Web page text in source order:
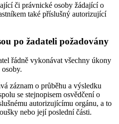
či právnické osoby žádající o
také příslušný autorizující
po žadateli požadovány
řádně vykonávat všechny úkony
záznam o průběhu a výsledku
se stejnopisem osvědčení o
autorizujícímu orgánu, a to
nebo její poslední části.